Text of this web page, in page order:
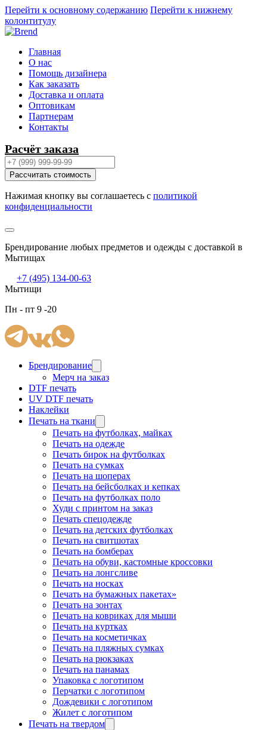
Перейти к основному содержанию Перейти к нижнему
колонтитулу
Главная
О нас
Помощь дизайнера
Как заказать
Доставка и оплата
Оптовикам
Партнерам
Контакты
Расчёт заказа
Рассчитать стоимость
Нажимая кнопку вы соглашаетесь с политикой
конфиденциальности
Брендирование любых предметов и одежды с доставкой в
Мытищах
+7 (495) 134-00-63
Мытищи
Пн - пт 9 -20
Брендирование
Мерч на заказ
DTF печать
UV DTF печать
Наклейки
Печать на ткани
Печать на футболках, майках
Печать на одежде
Печать бирок на футболках
Печать на сумках
Печать на шоперах
Печать на бейсболках и кепках
Печать на футболках поло
Худи с принтом на заказ
Печать спецодежде
Печать на детских футболках
Печать на свитшотах
Печать на бомберах
Печать на обуви, кастомные кроссовки
Печать на лонгсливе
Печать на носках
Печать на бумажных пакетах»
Печать на зонтах
Печать на ковриках для мыши
Печать на куртках
Печать на косметичках
Печать на пляжных сумках
Печать на рюкзаках
Печать на панамах
Упаковка с логотипом
Перчатки с логотипом
Дождевики с логотипом
Жилет с логотипом
Печать на твердом